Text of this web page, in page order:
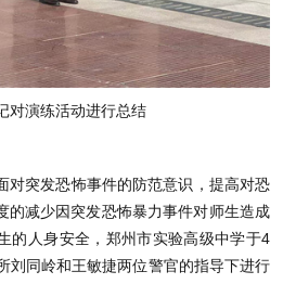
对演练活动进行总结
突发恐怖事件的防范意识，提高对恐
的减少因突发恐怖暴力事件对师生造成
的人身安全，郑州市实验高级中学于4
刘同岭和王敏捷两位警官的指导下进行